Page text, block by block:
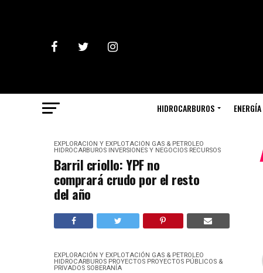
HIDROCARBUROS ENERGÍA
EXPLORACIÓN Y EXPLOTACIÓN GAS & PETROLEO
HIDROCARBUROS INVERSIONES Y NEGOCIOS RECURSOS
Barril criollo: YPF no
comprará crudo por el resto
del año
EXPLORACIÓN Y EXPLOTACIÓN GAS & PETROLEO
HIDROCARBUROS PROYECTOS PROYECTOS PÚBLICOS &
PRIVADOS SOBERANÍA